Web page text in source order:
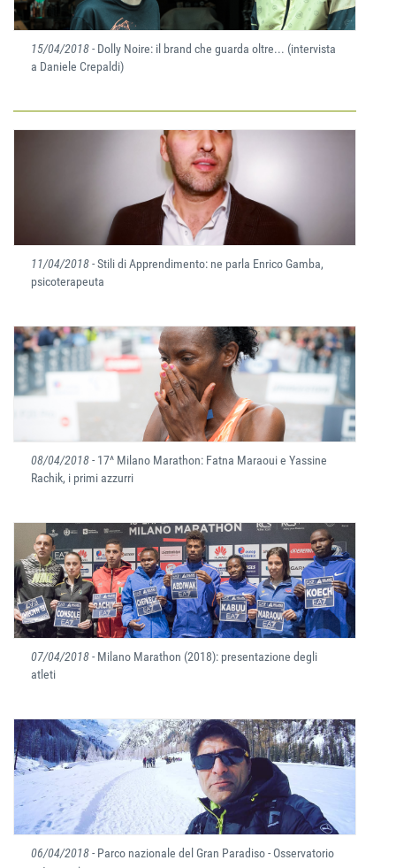
15/04/2018- Dolly Noire: il brand che guarda oltre... (intervista
a Daniele Crepaldi)
11/04/2018- Stili di Apprendimento: ne parla Enrico Gamba,
psicoterapeuta
08/04/2018- 17^ Milano Marathon: Fatna Maraoui e Yassine
Rachik, i primi azzurri
07/04/2018- Milano Marathon (2018): presentazione degli
atleti
06/04/2018- Parco nazionale del Gran Paradiso - Osservatorio